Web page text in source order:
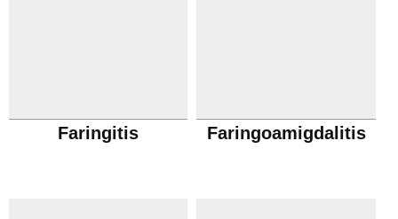
Faringitis Faringoamigdalitis